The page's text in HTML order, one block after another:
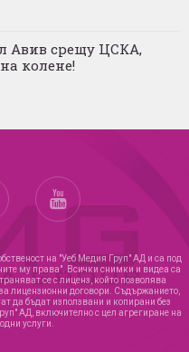
Авив срещу ЦСКА,
колене!
на "Уеб Медия Груп" АД и са под
му права". Всички снимки и видеа са
се с лиценз, който позволява
лицензионни договори. Съдържанието,
да бъдат използвани и копирани без
АД, включително с цел агрегиране на
услуги.